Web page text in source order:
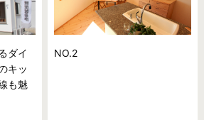
ダイ
キッ
も魅
NO.2